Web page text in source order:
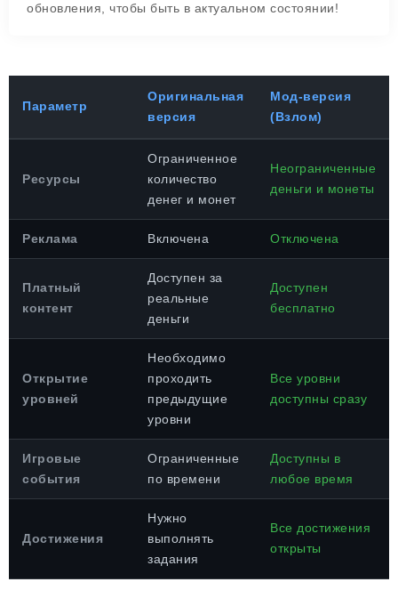
обновления, чтобы быть в актуальном состоянии!
Параметр
Оригинальная
версия
Мод-версия
(Взлом)
Ресурсы
Ограниченное
количество
денег и монет
Неограниченные
деньги и монеты
Реклама Включена Отключена
Платный
контент
Доступен за
реальные
деньги
Доступен
бесплатно
Открытие
уровней
Необходимо
проходить
предыдущие
уровни
Все уровни
доступны сразу
Игровые
события
Ограниченные
по времени
Доступны в
любое время
Достижения
Нужно
выполнять
задания
Все достижения
открыты